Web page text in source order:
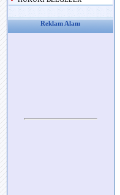
Reklam Alanı